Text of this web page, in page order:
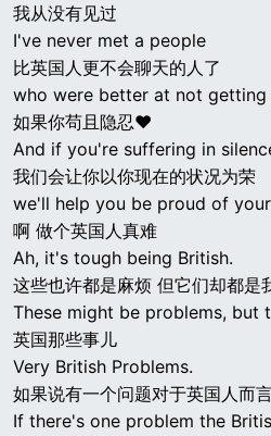
我从没有见过
I've never met a people
比英国人更不会聊天的人了
who were better at not
如果你苟且隐忍♥
And if you're suffering in
我们会让你以你现在的状况为荣
we'll help you be proud of
啊 做个英国人真难
Ah, it's tough being British.
这些也许都是麻烦 但它们却都是
These might be problems, but
英国那些事儿
Very British Problems.
如果说有一个问题对于英国人而
If there's one problem the